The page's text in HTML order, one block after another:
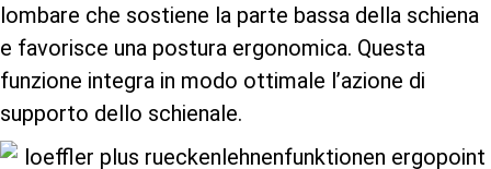
lombare che sostiene la parte bassa della schiena
e favorisce una postura ergonomica. Questa
funzione integra in modo ottimale l’azione di
supporto dello schienale.